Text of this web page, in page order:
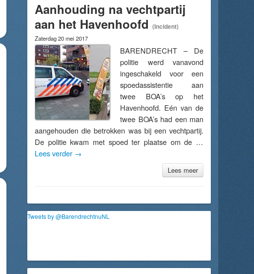
Aanhouding na vechtpartij
aan het Havenhoofd (Incident)
Zaterdag 20 mei 2017
BARENDRECHT – De
politie werd vanavond
ingeschakeld voor een
spoedassistentie aan
twee BOA’s op het
Havenhoofd. Eén van de
twee BOA’s had een man
aangehouden die betrokken was bij een vechtpartij.
De politie kwam met spoed ter plaatse om de …
Lees verder →
Lees meer
Tweets by @BarendrechtnuNL